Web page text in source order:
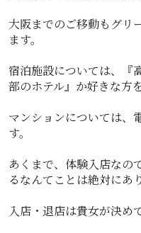
大阪までのご移動もグリ
ます。
宿泊施設については、『
部のホテル』か好きな方
マンションについては、
す。
あくまで、体験入店なの
るなんてことは絶対にあ
入店・退店は貴女が決め